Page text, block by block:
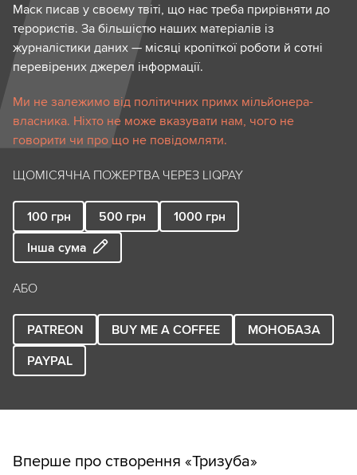
Маск писав у своєму твіті, що нас треба прирівняти до
терористів. За більшістю наших матеріалів із
журналістики даних — місяці кропіткої роботи й сотні
перевірених джерел інформації.
Ми не залежимо від політичних примх мільйонера-
власника. Ніхто не може вказувати нам, чого не
говорити чи про що не повідомляти.
ЩОМІСЯЧНА ПОЖЕРТВА ЧЕРЕЗ LIQPAY
100 грн 500 грн 1000 грн
Інша сума
АБО
PATREON BUY ME A COFFEE
МОНОБАЗА
PAYPAL
Вперше про створення «Тризуба»